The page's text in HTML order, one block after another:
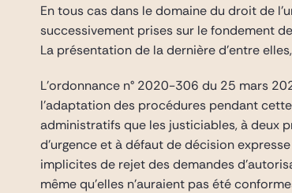
En tous cas dans le domaine du droit de
successivement prises sur le fondement
La présentation de la dernière d’entre
L’ordonnance n° 2020-306 du 25 mars
l’adaptation des procédures pendant
administratifs que les justiciables, à deux
d’urgence et à défaut de décision
implicites de rejet des demandes
même qu’elles n’auraient pas été